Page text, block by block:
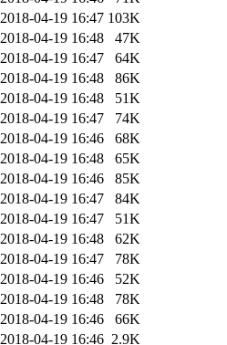
2018-04-19 16:47 103K
2018-04-19 16:48
47K
2018-04-19 16:47
64K
2018-04-19 16:48
86K
2018-04-19 16:48
51K
2018-04-19 16:47
74K
2018-04-19 16:46
68K
2018-04-19 16:48
65K
2018-04-19 16:46
85K
2018-04-19 16:47
84K
2018-04-19 16:47
51K
2018-04-19 16:48
62K
2018-04-19 16:47
78K
2018-04-19 16:46
52K
2018-04-19 16:48
78K
2018-04-19 16:46
66K
2018-04-19 16:46 2.9K